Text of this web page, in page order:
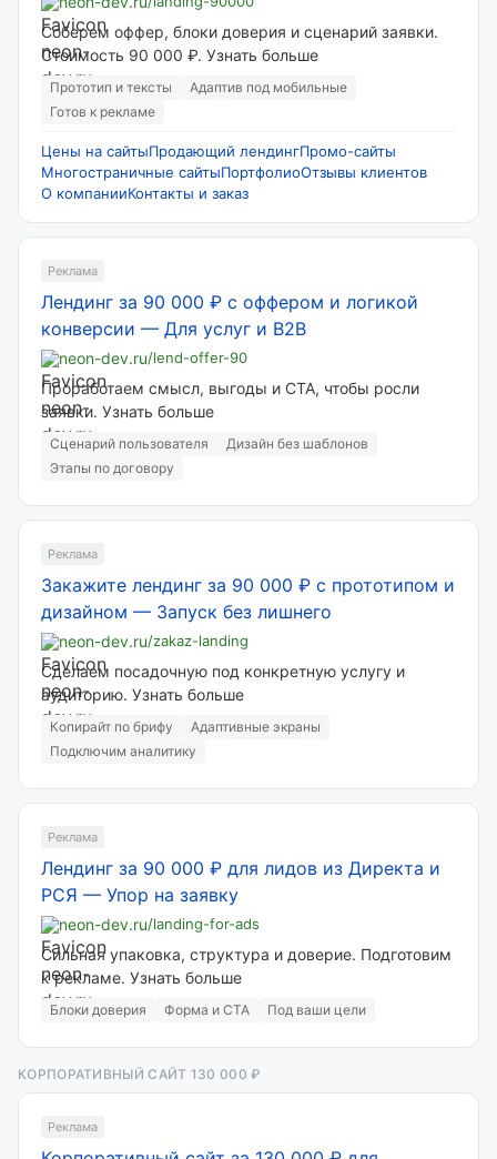
Соберем оффер, блоки доверия и сценарий заявки.
Стоимость 90 000 ₽. Узнать больше
Прототип и тексты
Адаптив под мобильные
Готов к рекламе
Цены на сайтыПродающий лендингПромо-сайты
Многостраничные сайтыПортфолиоОтзывы клиентов
О компанииКонтакты и заказ
Реклама
Лендинг за 90 000 ₽ с оффером и логикой
конверсии — Для услуг и B2B
neon-dev.ru/lend-offer-90
Проработаем смысл, выгоды и CTA, чтобы росли
заявки. Узнать больше
Сценарий пользователя
Дизайн без шаблонов
Этапы по договору
Реклама
Закажите лендинг за 90 000 ₽ с прототипом и
дизайном — Запуск без лишнего
neon-dev.ru/zakaz-landing
Сделаем посадочную под конкретную услугу и
аудиторию. Узнать больше
Копирайт по брифу
Адаптивные экраны
Подключим аналитику
Реклама
Лендинг за 90 000 ₽ для лидов из Директа и
РСЯ — Упор на заявку
neon-dev.ru/landing-for-ads
Сильная упаковка, структура и доверие. Подготовим
к рекламе. Узнать больше
Блоки доверия Форма и CTA Под ваши цели
КОРПОРАТИВНЫЙ САЙТ 130 000 ₽
Реклама